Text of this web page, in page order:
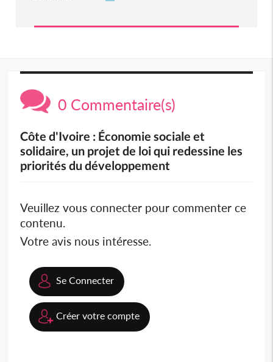
0 Commentaire(s)
Côte d'Ivoire : Économie sociale et
solidaire, un projet de loi qui redessine les
priorités du développement
Veuillez vous connecter pour commenter ce
contenu.
Votre avis nous intéresse.
Se Connecter
Créer votre compte